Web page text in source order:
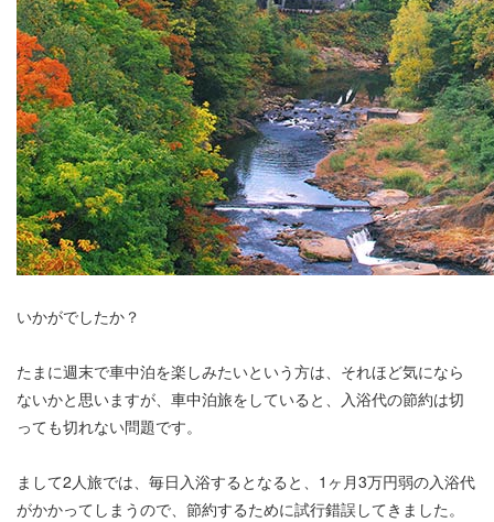
いかがでしたか？
たまに週末で車中泊を楽しみたいという方は、それほど気になら
ないかと思いますが、車中泊旅をしていると、入浴代の節約は切
っても切れない問題です。
まして2人旅では、毎日入浴するとなると、1ヶ月3万円弱の入浴代
がかかってしまうので、節約するために試行錯誤してきました。